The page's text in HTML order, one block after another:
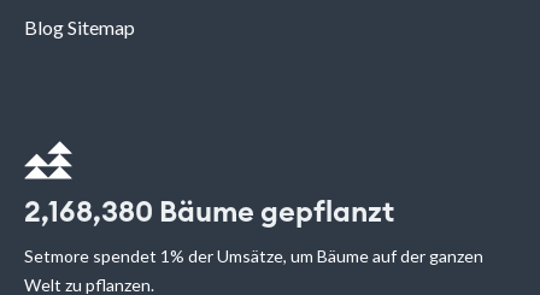
Blog Sitemap
2,168,380 Bäume gepflanzt
Setmore spendet 1% der Umsätze, um Bäume auf der ganzen
Welt zu pflanzen.